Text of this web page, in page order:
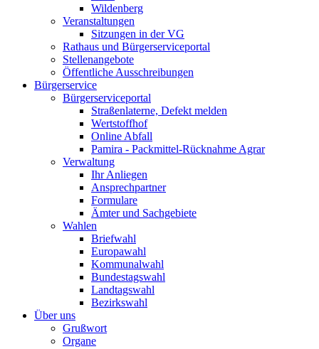
Wildenberg
Veranstaltungen
Sitzungen in der VG
Rathaus und Bürgerserviceportal
Stellenangebote
Öffentliche Ausschreibungen
Bürgerservice
Bürgerserviceportal
Straßenlaterne, Defekt melden
Wertstoffhof
Online Abfall
Pamira - Packmittel-Rücknahme Agrar
Verwaltung
Ihr Anliegen
Ansprechpartner
Formulare
Ämter und Sachgebiete
Wahlen
Briefwahl
Europawahl
Kommunalwahl
Bundestagswahl
Landtagswahl
Bezirkswahl
Über uns
Grußwort
Organe